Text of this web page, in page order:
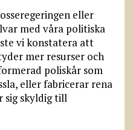
eller
med våra politiska
vi konstatera att
mer resurser och
poliskår som
eller fabricerar rena
sig skyldig till